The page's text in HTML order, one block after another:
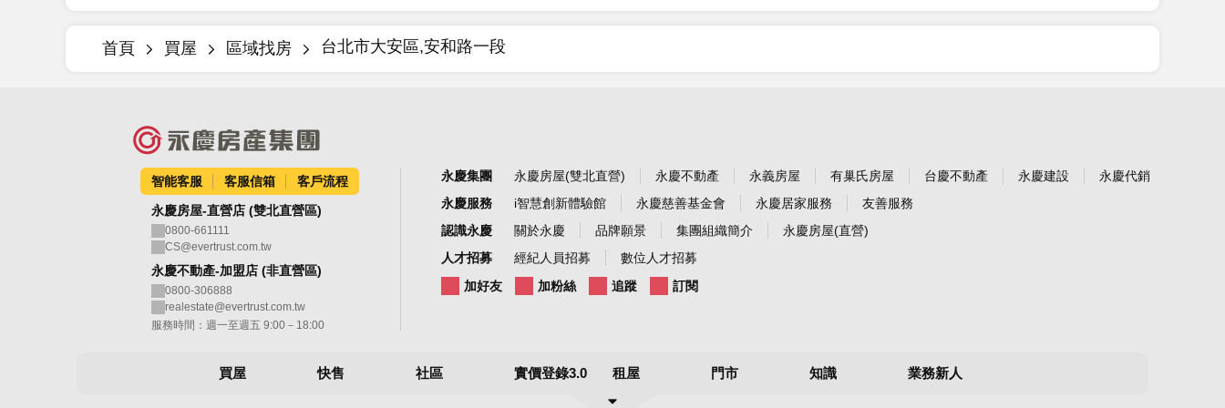
首頁 買屋 區域找房 台北市大安區,安和路一段
智能客服 客服信箱 客戶流程
永慶房屋-直營店 (雙北直營區)
0800-661111
CS@evertrust.com.tw
永慶不動產-加盟店 (非直營區)
0800-306888
realestate@evertrust.com.tw
服務時間：週一至週五 9:00－18:00
永慶集團 永慶房屋(雙北直營) 永慶不動產 永義房屋 有巢氏房屋 台慶不動產 永慶建設
永慶代銷
永慶服務
i智慧創新體驗館 永慶慈善基金會 永慶居家服務
友善服務
認識永慶
關於永慶 品牌願景 集團組織簡介
永慶房屋(直營)
人才招募
經紀人員招募
數位人才招募
加好友
加粉絲 追蹤 訂閱
買屋 快售 社區 實價登錄3.0 租屋
租房子
門市 知識 業務新人